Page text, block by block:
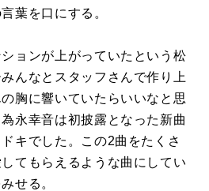
葉を口にする。
ョンが上がっていたという松
んなとスタッフさんで作り上
胸に響いていたらいいなと思
永幸音は初披露となった新曲
キでした。この2曲をたくさ
てもらえるような曲にしてい
せる。